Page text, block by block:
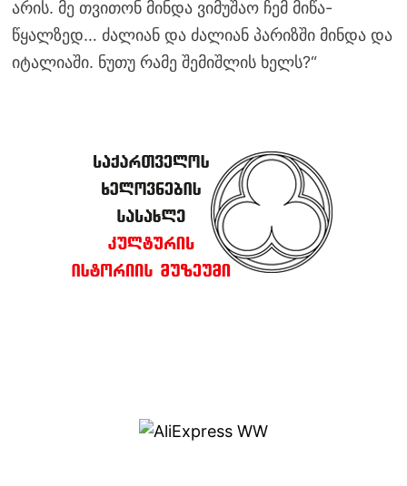
არის. მე თვითონ მინდა ვიმუშაო ჩემ მიწა-
წყალზედ… ძალიან და ძალიან პარიზში მინდა და
იტალიაში. ნუთუ რამე შემიშლის ხელს?“